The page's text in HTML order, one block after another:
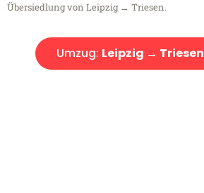
Übersiedlung von Leipzig → Triesen.
Umzug: Leipzig → Triesen